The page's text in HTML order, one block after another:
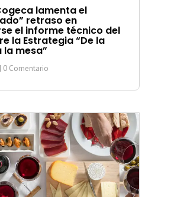
lamenta el
retraso en
el informe técnico del
la Estrategia “De la
la mesa”
| 0 Comentario